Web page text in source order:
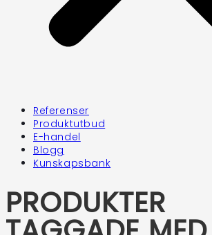
Referenser
Produktutbud
E-handel
Blogg
Kunskapsbank
PRODUKTER